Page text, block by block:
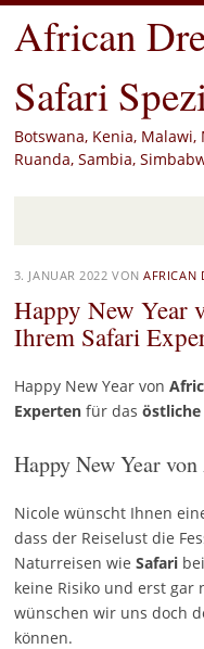
African
Safari
Botswana, Kenia,
Ruanda, Sambia,
Zum
Inhalt
springen
3. JANUAR 2022 VONAFRICAN
Happy New Year
Ihrem Safari
Happy New Year von
Expertenfür das östliche
Happy New Year
Nicole wünscht Ihnen
dass der Reiselust die
Naturreisen wie Safari
keine Risiko und erst
wünschen wir uns doch
können.